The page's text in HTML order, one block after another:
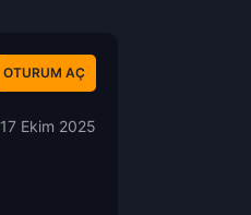
OTURUM AÇ
17 Ekim 2025